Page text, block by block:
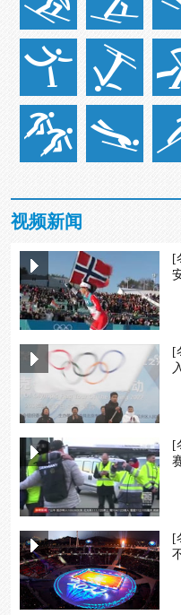
视频新闻
[
[
[
[